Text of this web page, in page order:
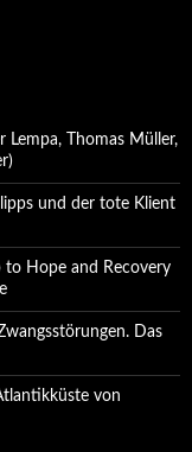
Lempa, Thomas Müller,
und der tote Klient
to Hope and Recovery
Das
von